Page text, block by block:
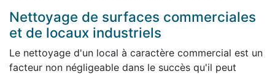
Nettoyage de surfaces commerciales
et de locaux industriels
Le nettoyage d'un local à caractère commercial est un
facteur non négligeable dans le succès qu'il peut